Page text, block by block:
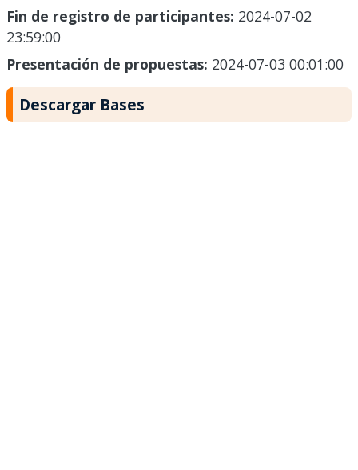
Fin de registro de participantes: 2024-07-02
23:59:00
Presentación de propuestas: 2024-07-03 00:01:00
Descargar Bases